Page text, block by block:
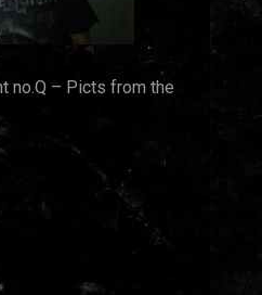
no.Q – Picts from the